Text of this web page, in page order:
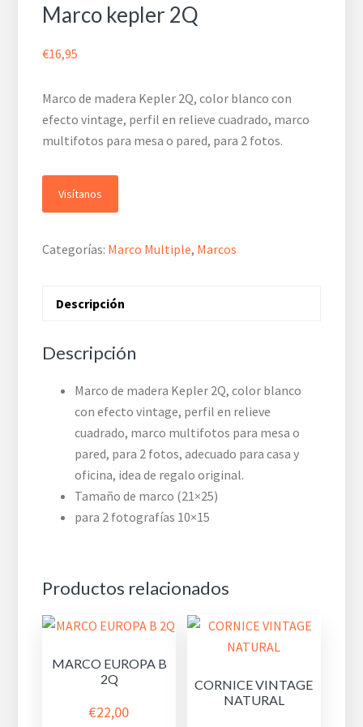
Marco kepler 2Q
€16,95
Marco de madera Kepler 2Q, color blanco con
efecto vintage, perfil en relieve cuadrado, marco
multifotos para mesa o pared, para 2 fotos.
Visítanos
Categorías: Marco Multiple, Marcos
Descripción
Descripción
Marco de madera Kepler 2Q, color blanco
con efecto vintage, perfil en relieve
cuadrado, marco multifotos para mesa o
pared, para 2 fotos, adecuado para casa y
oficina, idea de regalo original.
Tamaño de marco (21×25)
para 2 fotografías 10×15
Productos relacionados
MARCO EUROPA B
2Q
€22,00
CORNICE VINTAGE
NATURAL